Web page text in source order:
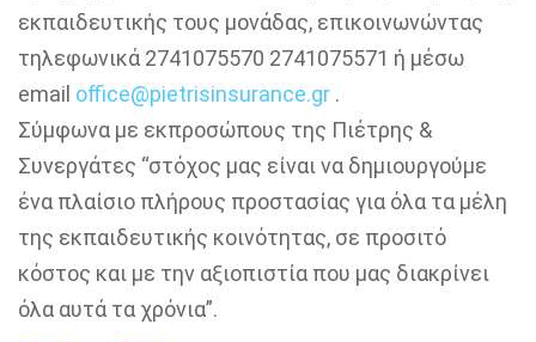
εκπαιδευτικής τους μονάδας, επικοινωνώντας
τηλεφωνικά 2741075570 2741075571 ή μέσω
email office@pietrisinsurance.gr .
Σύμφωνα με εκπροσώπους της Πιέτρης &
Συνεργάτες “στόχος μας είναι να δημιουργούμε
ένα πλαίσιο πλήρους προστασίας για όλα τα μέλη
της εκπαιδευτικής κοινότητας, σε προσιτό
κόστος και με την αξιοπιστία που μας διακρίνει
όλα αυτά τα χρόνια”.